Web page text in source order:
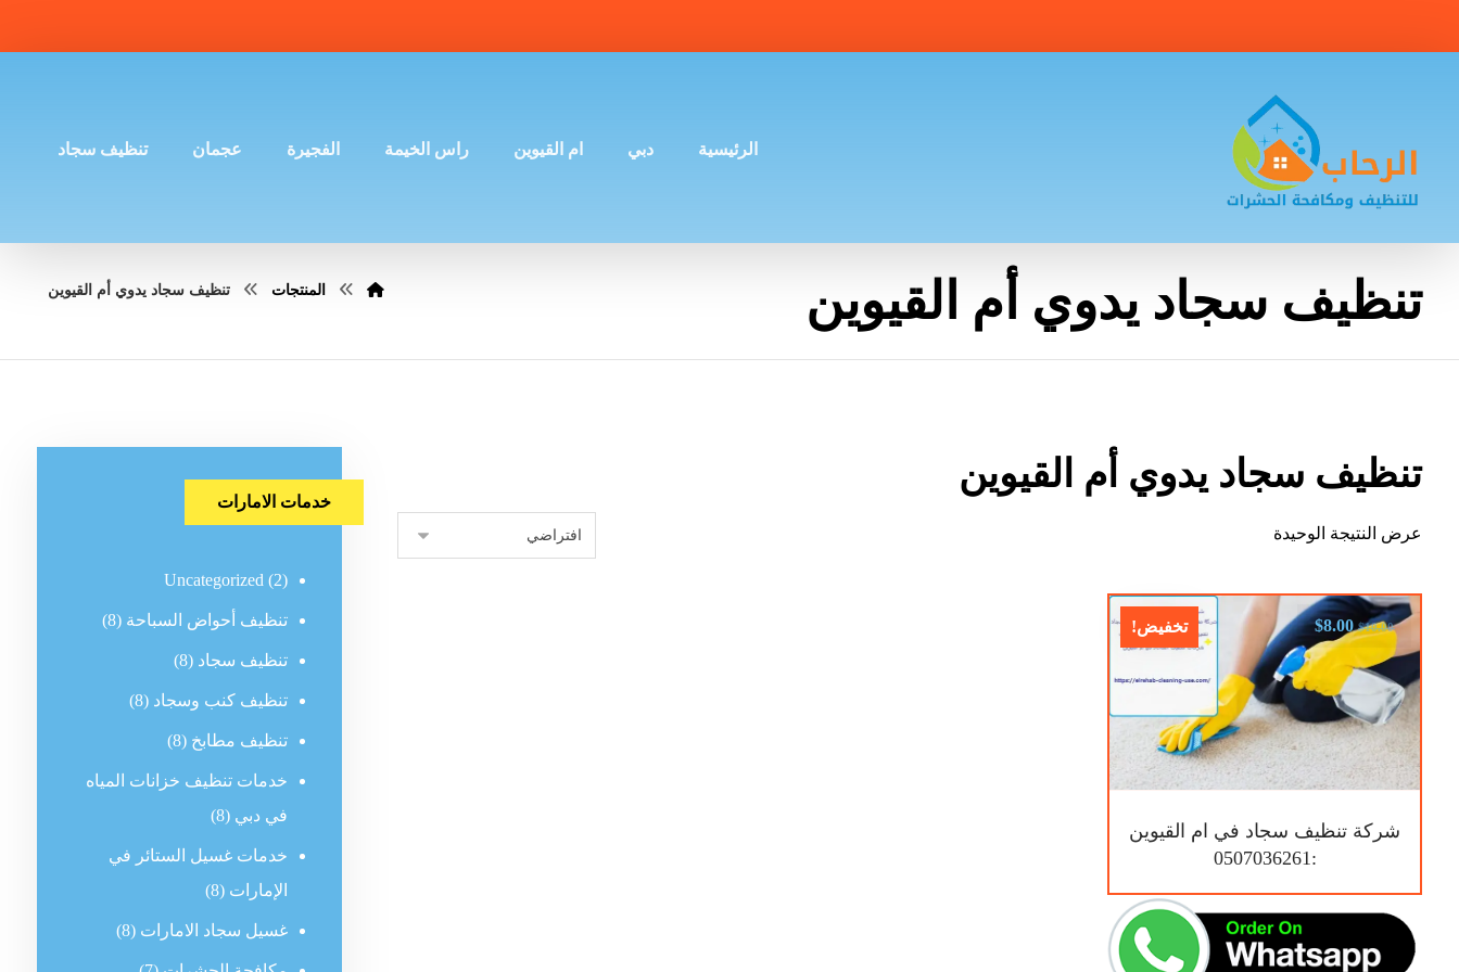
الرئيسية دبي ام القيوين راس الخيمة الفجيرة عجمان تنظيف سجاد
تنظيف سجاد يدوي أم القيوين المنتجات تنظيف سجاد يدوي أم القيوين
تنظيف سجاد يدوي أم القيوين
عرض النتيجة الوحيدة
تخفيض!
شركة تنظيف سجاد في ام القيوين
:0507036261
$10.00
$8.00
خدمات الامارات
Uncategorized (2)
تنظيف أحواض السباحة (8)
تنظيف سجاد (8)
تنظيف كنب وسجاد (8)
تنظيف مطابخ (8)
خدمات تنظيف خزانات المياه
في دبي (8)
خدمات غسيل الستائر في
الإمارات (8)
غسيل سجاد الامارات (8)